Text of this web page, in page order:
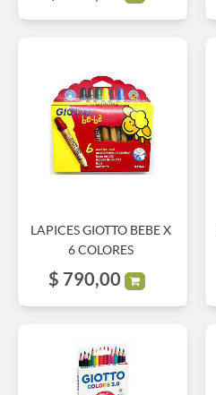
LAPICES GIOTTO BEBE X
6 COLORES
$ 790,00